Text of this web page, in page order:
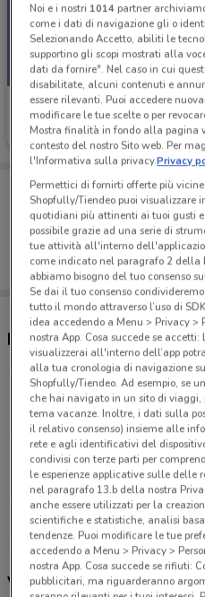
Prenatal
Scade il 17/08
Porta DoveConviene
Puoi trovare le
salvarle e creare la
dal tuo cellulare.
Negozi e orari Prénatal
Viale Francesco De
10.4 km
CHIUSO
Via Noicattaro, 2/4
10.6 km
CHIUSO
Volantino, offerte e
Noi e i nostri 1014partner
come i dati di navigazione gli o
Selezionando Accetto, abiliti le
supportino gli scopi mostrati alla
dati da fornire". Nel caso in cui
disabilitate, alcuni contenuti e
essere rilevanti. Puoi accedere
modificare le tue scelte o per
Mostra finalità in fondo alla pagina
contesto del nostro Sito web. Per
l'Informativa sulla privacy.Privacy
Permettici di fornirti offerte più
Shopfully/Tiendeo puoi visualizzare
quotidiani più attinenti ai tuoi gusti
possibile grazie ad una serie di
tue attività all'interno
come indicato nel paragrafo 2 della
abbiamo bisogno del tuo consenso
Se dai il tuo consenso
tutto il mondo attraverso l’uso di
idea accedendo a Menu > Privacy >
nostra App. Cosa succede se
visualizzerai all'interno dell’app
alla tua cronologia di navigazione
Shopfully/Tiendeo. Ad esempio, se
che hai navigato in un sito di
tema vacanze. Inoltre, i dati sulla
il relativo consenso) insieme alle
rete e agli identificativi del
condivisi con terze parti per
le esperienze applicative sulle delle
nel paragrafo 13.b della nostra
anche essere utilizzati per la
scientifiche e statistiche, analisi
tendenze. Puoi modificare le tue
accedendo a Menu > Privacy >
nostra App. Cosa succede se rifiuti:
pubblicitari, ma riguarderanno